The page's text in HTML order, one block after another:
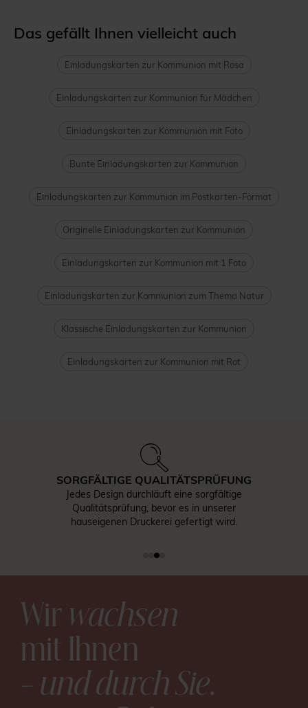
Das gefällt Ihnen vielleicht auch
Einladungskarten zur Kommunion mit Rosa
Einladungskarten zur Kommunion für Mädchen
Einladungskarten zur Kommunion mit Foto
Bunte Einladungskarten zur Kommunion
Einladungskarten zur Kommunion im Postkarten-Format
Originelle Einladungskarten zur Kommunion
Einladungskarten zur Kommunion mit 1 Foto
Einladungskarten zur Kommunion zum Thema Natur
Klassische Einladungskarten zur Kommunion
Einladungskarten zur Kommunion mit Rot
SORGFÄLTIGE QUALITÄTSPRÜFUNG
Jedes Design durchläuft eine sorgfältige
Qualitätsprüfung, bevor es in unserer
hauseigenen Druckerei gefertigt wird.
Wirwachsen
mit Ihnen
– und durch Sie.